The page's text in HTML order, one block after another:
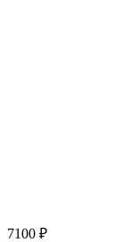
7100 ₽